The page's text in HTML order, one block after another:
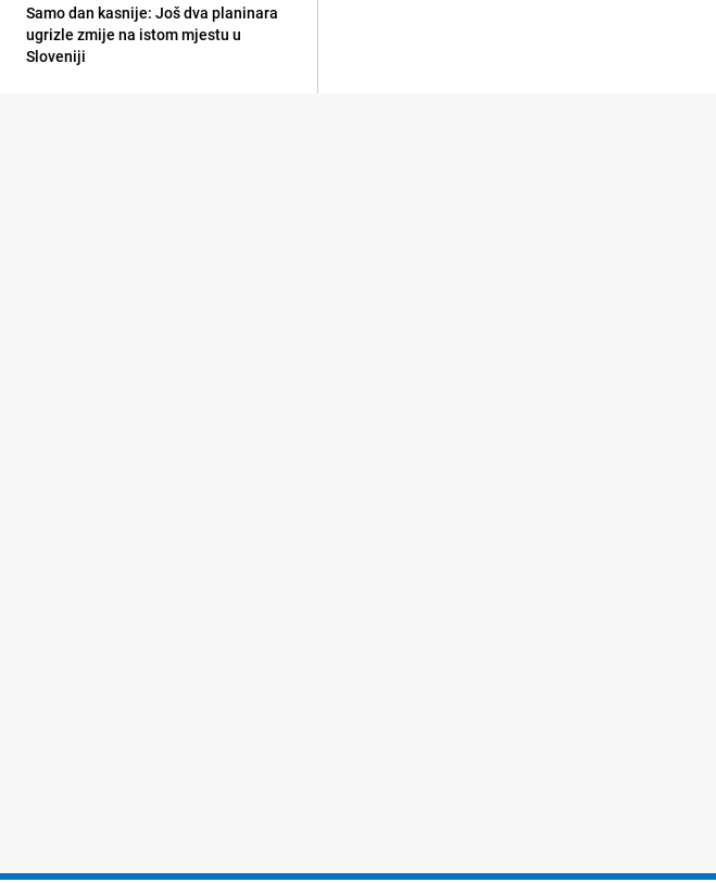
Samo dan kasnije: Još dva planinara
ugrizle zmije na istom mjestu u
Sloveniji